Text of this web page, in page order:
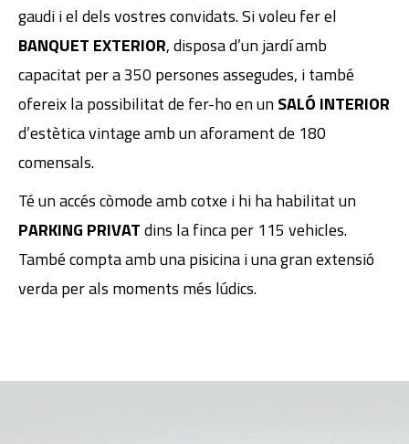
gaudi i el dels vostres convidats. Si voleu fer el
BANQUET EXTERIOR, disposa d’un jardí amb
capacitat per a 350 persones assegudes, i també
ofereix la possibilitat de fer-ho en unSALÓ INTERIOR
d’estètica vintage amb un aforament de 180
comensals.
Té un accés còmode amb cotxe i hi ha habilitat un
PARKING PRIVATdins la finca per 115 vehicles.
També compta amb una pisicina i una gran extensió
verda per als moments més lúdics.